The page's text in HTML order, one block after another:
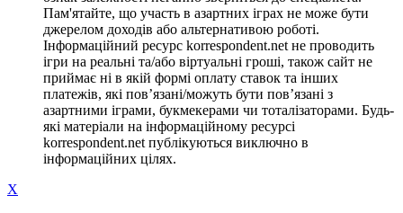
Пам'ятайте, що участь в азартних іграх не може бути
джерелом доходів або альтернативою роботі.
Інформаційний ресурс korrespondent.net не проводить
ігри на реальні та/або віртуальні гроші, також сайт не
приймає ні в якій формі оплату ставок та інших
платежів, які пов’язані/можуть бути пов’язані з
азартними іграми, букмекерами чи тоталізаторами. Будь-
які матеріали на інформаційному ресурсі
korrespondent.net публікуються виключно в
інформаційних цілях.
X